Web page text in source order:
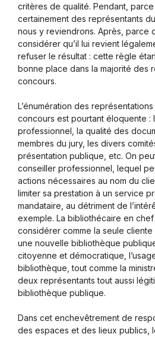
critères de qualité. Pendant, parce
certainement des représentants
nous y reviendrons. Après, parce
considérer qu’il lui revient
refuser le résultat : cette règle
bonne place dans la majorité des
concours.
L’énumération des
concours est pourtant éloquente :
professionnel, la qualité des
membres du jury, les divers
présentation publique, etc. On
conseiller professionnel, lequel
actions nécessaires au nom du
limiter sa prestation à un service
mandataire, au détriment de
exemple. La bibliothécaire en
considérer comme la seule cliente
une nouvelle bibliothèque
citoyenne et démocratique,
bibliothèque, tout comme la
deux représentants tout aussi
bibliothèque publique.
Dans cet enchevêtrement de
des espaces et des lieux publics,